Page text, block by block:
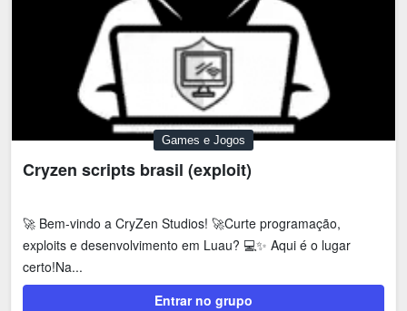
Games e Jogos
Cryzen scripts brasil (exploit)
🚀 Bem-vindo a CryZen Studios! 🚀Curte programação,
exploits e desenvolvimento em Luau? 💻✨ Aqui é o lugar
certo!Na...
Entrar no grupo